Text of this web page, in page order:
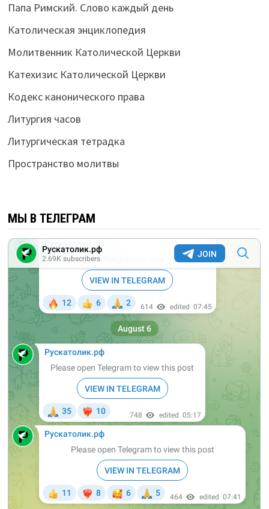
Папа Римский. Слово каждый день
Католическая энциклопедия
Молитвенник Католической Церкви
Катехизис Католической Церкви
Кодекс канонического права
Литургия часов
Литургическая тетрадка
Пространство молитвы
МЫ В ТЕЛЕГРАМ